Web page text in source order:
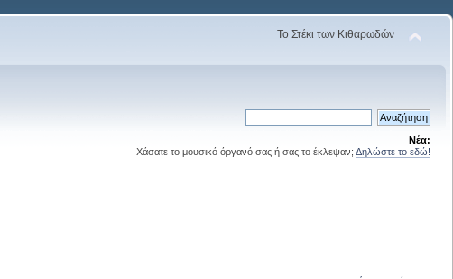
Το Στέκι των Κιθαρωδών
Νέα:
Χάσατε το μουσικό όργανό σας ή σας το έκλεψαν; Δηλώστε το εδώ!